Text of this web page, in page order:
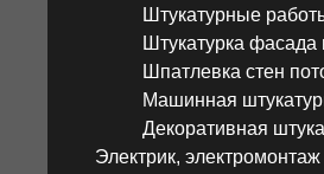
Штукатурные
Штукатурка фасада
Шпатлевка стен
Машинная
Декоративная
Электрик, электромонтаж